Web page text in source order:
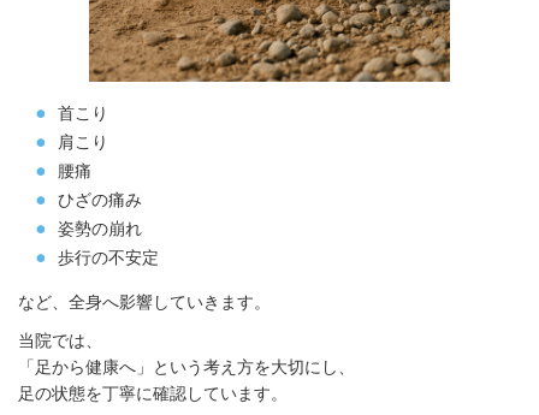
首こり
肩こり
腰痛
ひざの痛み
姿勢の崩れ
歩行の不安定
など、全身へ影響していきます。
当院では、
「足から健康へ」という考え方を大切にし、
足の状態を丁寧に確認しています。